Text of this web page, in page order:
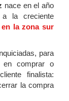
nace en el año
la creciente
la zona sur
para
en comprar o
finalista:
la compra